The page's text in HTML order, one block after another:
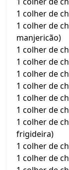
1 colher de
1 colher de
manjericão)
1 colher de
1 colher de
1 colher de
1 colher de
1 colher de
1 colher de
1 colher de
frigideira)
1 colher de
1 colher de